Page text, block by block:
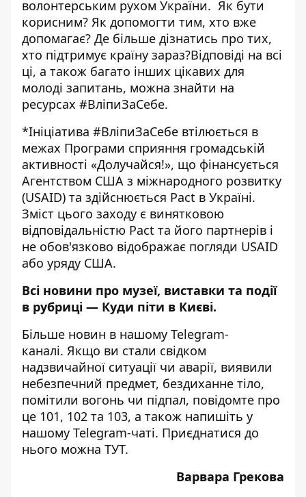
волонтерським рухом України. Як бути
корисним? Як допомогти тим, хто вже
допомагає? Де більше дізнатись про тих,
хто підтримує країну зараз?Відповіді на всі
ці, а також багато інших цікавих для
молоді запитань, можна знайти на
ресурсах #ВліпиЗаСебе.
*Ініціатива #ВліпиЗаСебе втілюється в
межах Програми сприяння громадській
активності «Долучайся!», що фінансується
Агентством США з міжнародного розвитку
(USAID) та здійснюється Pact в Україні.
Зміст цього заходу є винятковою
відповідальністю Pact та його партнерів i
не обов'язково відображає погляди USAID
або уряду США.
Всі новини про музеї, виставки та події
в рубриці — Куди піти в Києві.
Більше новин в нашому Telegram-
каналі. Якщо ви стали свідком
надзвичайної ситуації чи аварії, виявили
небезпечний предмет, бездиханне тіло,
помітили вогонь чи підпал, повідомте про
це 101, 102 та 103, а також напишіть у
нашому Telegram-чаті. Приєднатися до
нього можна ТУТ.
Варвара Грекова